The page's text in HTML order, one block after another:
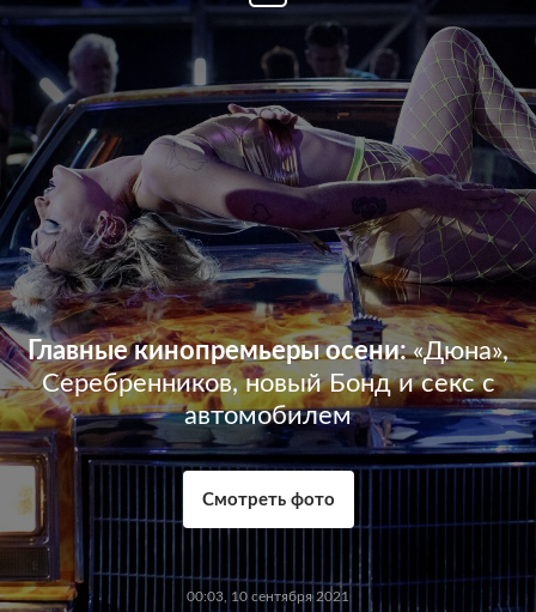
Главные кинопремьеры осени: «Дюна»,
Серебренников, новый Бонд и секс с
автомобилем
Смотреть фото
00:03, 10 сентября 2021